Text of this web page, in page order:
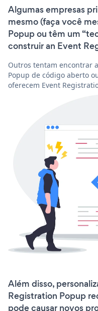
Algumas empresas
mesmo (faça você
Popup ou têm um
construir an Event
Outros tentam encontrar
Popup de código aberto
oferecem Event
Além disso,
Registration Popup
pode causar novos